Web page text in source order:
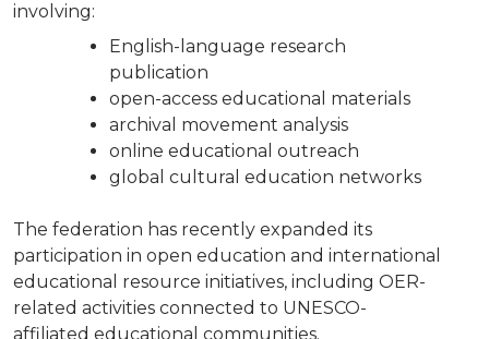
involving:
English-language research
publication
open-access educational materials
archival movement analysis
online educational outreach
global cultural education networks
The federation has recently expanded its
participation in open education and international
educational resource initiatives, including OER-
related activities connected to UNESCO-
affiliated educational communities.